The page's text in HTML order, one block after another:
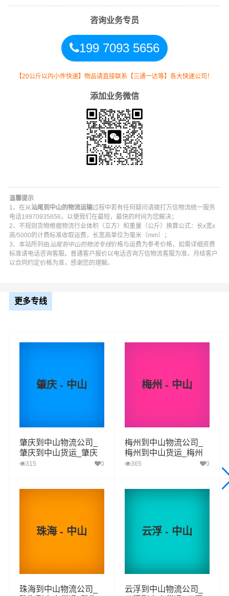
万信汕尾到中山专线物流运输方式
同时，为了方便广大客户从汕尾物流到中山的不同运输时
效和物流成本要求， 万信 特推出汕尾到中山物流
方式，以此来降低从广东汕尾到中山的物流专线运输成
本，提高由汕尾发货到中山的物流效率，以便为新老客户
万信在城区,海丰县,陆河县,陆丰等地具有优势的物流网络资
理，仓储物流配送，产品物流，项目物流，并提供上门取
货，送货到门，货物打包，门到门运输等物流相关增值服
既往地为更多的人和企业提供到更优质的汕尾到中山物流
专线运输服务。
电仪
元/票
电仪
元/立方
电仪
区域
城区,海丰县,陆河县,陆丰
咨询业务专员
199 7093 5656
【20公斤以内小件快递】物品请直接联系【三通一达等】各大快递公司！
添加业务微信
温馨提示
1、在从汕尾到中山的物流运输过程中若有任何疑问请拨打万信物流统一服务
电话19970935656，以便我们在最短，最快的时间为您解决；
2、不规则货物根据物流行业体积（立方）和重量（公斤）换算公式：长x宽x
高/5000的计费标准收取运费，长宽高单位为毫米（mm）；
3、本站所列由汕尾到中山的物流专线价格与运费为参考价格，如需详细资费
标准请电话咨询客服。普通客户报价以电话咨询万信物流客服为准，月结客户
以合同约定价格为准，感谢您的理解。
更多专线
肇庆 - 中山
肇庆到中山物流公司_
肇庆到中山货运_肇庆
至中山物流专线
315 0
梅州 - 中山
梅州到中山物流公司_
梅州到中山货运_梅州
至中山物流专线
365 0
珠海 - 中山
珠海到中山物流公司_
云浮 - 中山
云浮到中山物流公司_